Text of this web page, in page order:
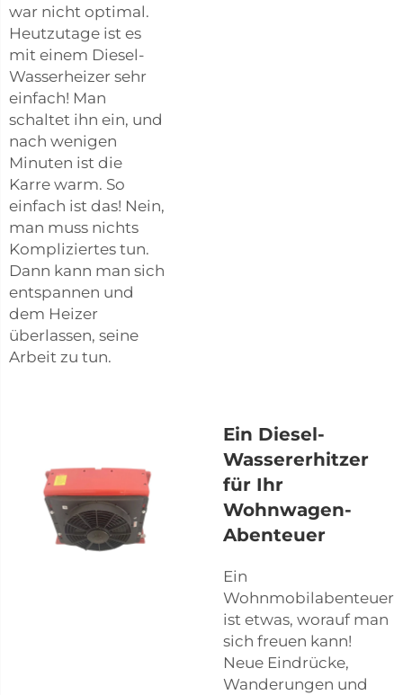
war nicht optimal.
Heutzutage ist es
mit einem Diesel-
Wasserheizer sehr
einfach! Man
schaltet ihn ein, und
nach wenigen
Minuten ist die
Karre warm. So
einfach ist das! Nein,
man muss nichts
Kompliziertes tun.
Dann kann man sich
entspannen und
dem Heizer
überlassen, seine
Arbeit zu tun.
Ein Diesel-
Wassererhitzer
für Ihr
Wohnwagen-
Abenteuer
Ein
Wohnmobilabenteuer
ist etwas, worauf man
sich freuen kann!
Neue Eindrücke,
Wanderungen und